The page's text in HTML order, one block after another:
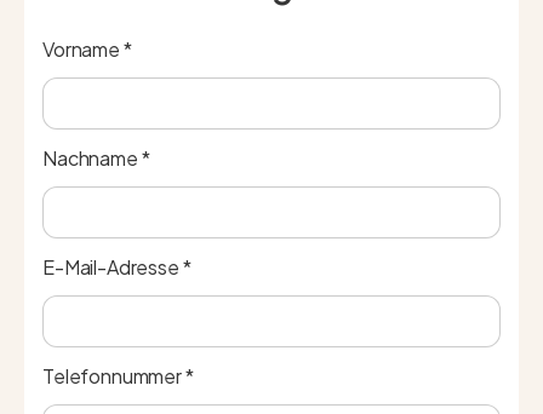
Vorname *
Nachname *
E-Mail-Adresse *
Telefonnummer *